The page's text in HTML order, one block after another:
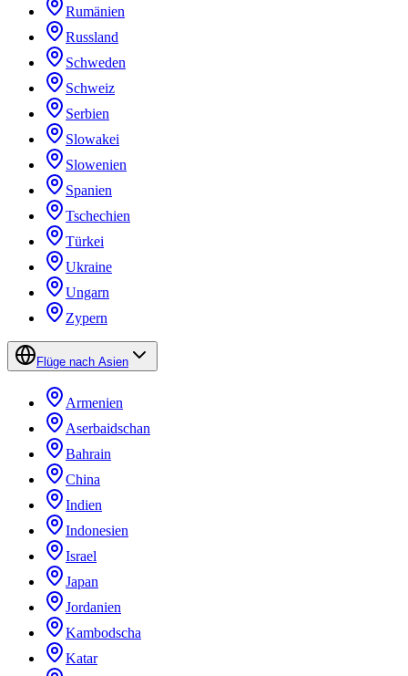
Rumänien
Russland
Schweden
Schweiz
Serbien
Slowakei
Slowenien
Spanien
Tschechien
Türkei
Ukraine
Ungarn
Zypern
Flüge nach Asien
Armenien
Aserbaidschan
Bahrain
China
Indien
Indonesien
Israel
Japan
Jordanien
Kambodscha
Katar